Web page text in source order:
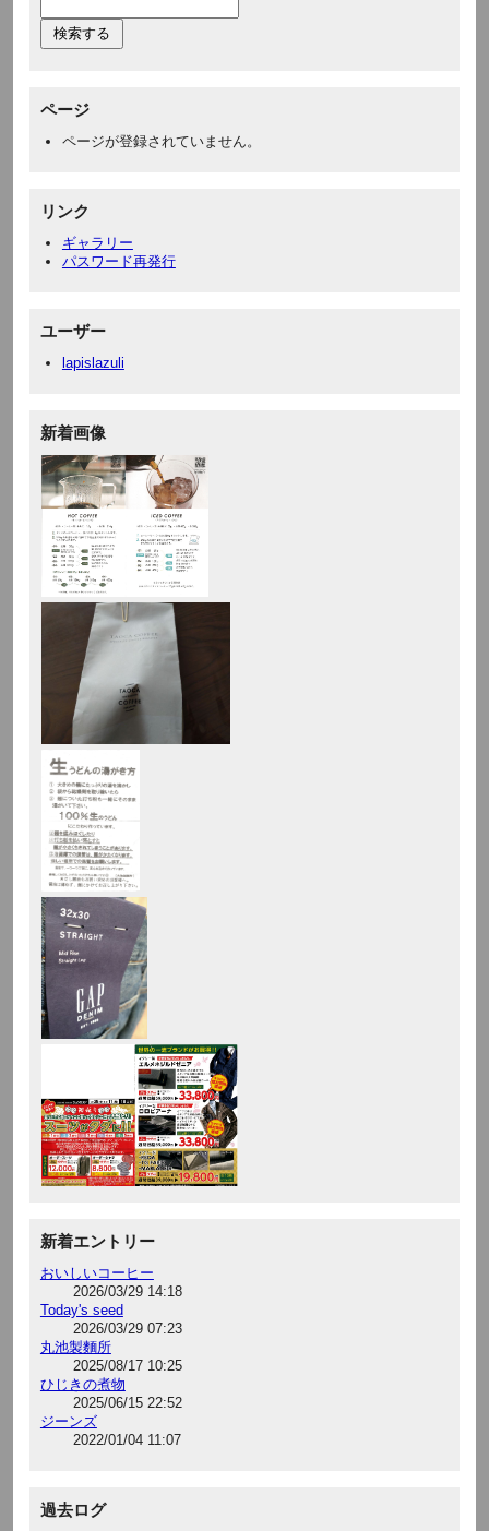
ページ
ページが登録されていません。
リンク
ギャラリー
パスワード再発行
ユーザー
lapislazuli
新着画像
新着エントリー
おいしいコーヒー
2026/03/29 14:18
Today's seed
2026/03/29 07:23
丸池製麵所
2025/08/17 10:25
ひじきの煮物
2025/06/15 22:52
ジーンズ
2022/01/04 11:07
過去ログ